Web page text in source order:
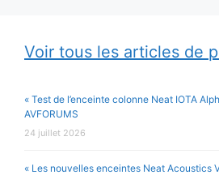
Voir tous les articles de
« Test de l’enceinte colonne Neat IOTA
AVFORUMS
24 juillet 2026
« Les nouvelles enceintes Neat Acoustics